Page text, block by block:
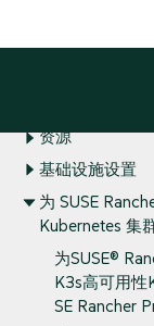
SUSE Rancher
资源
基础设施设置
为 SUSE
Kubernetes 集
为SUSE®
K3s高可用性
SE Rancher